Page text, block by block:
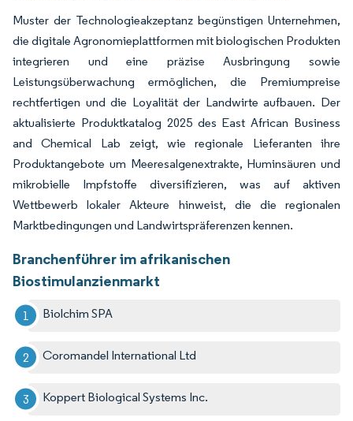
Muster der Technologieakzeptanz begünstigen Unternehmen,
die digitale Agronomieplattformen mit biologischen Produkten
integrieren und eine präzise Ausbringung sowie
Leistungsüberwachung ermöglichen, die Premiumpreise
rechtfertigen und die Loyalität der Landwirte aufbauen. Der
aktualisierte Produktkatalog 2025 des East African Business
and Chemical Lab zeigt, wie regionale Lieferanten ihre
Produktangebote um Meeresalgenextrakte, Huminsäuren und
mikrobielle Impfstoffe diversifizieren, was auf aktiven
Wettbewerb lokaler Akteure hinweist, die die regionalen
Marktbedingungen und Landwirtspräferenzen kennen.
Branchenführer im afrikanischen
Biostimulanzienmarkt
Biolchim SPA
Coromandel International Ltd
Koppert Biological Systems Inc.